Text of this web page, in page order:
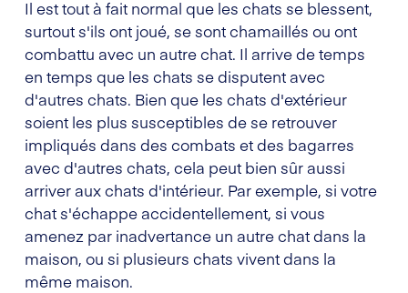
Il est tout à fait normal que les chats se blessent,
surtout s'ils ont joué, se sont chamaillés ou ont
combattu avec un autre chat. Il arrive de temps
en temps que les chats se disputent avec
d'autres chats. Bien que les chats d'extérieur
soient les plus susceptibles de se retrouver
impliqués dans des combats et des bagarres
avec d'autres chats, cela peut bien sûr aussi
arriver aux chats d'intérieur. Par exemple, si votre
chat s'échappe accidentellement, si vous
amenez par inadvertance un autre chat dans la
maison, ou si plusieurs chats vivent dans la
même maison.